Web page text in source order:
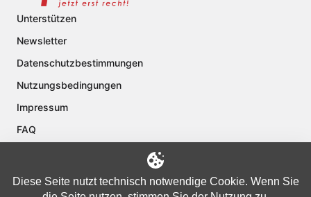
Unterstützen
Newsletter
Datenschutzbestimmungen
Nutzungsbedingungen
Impressum
FAQ
Diese Seite nutzt technisch notwendige Cookie. Wenn Sie